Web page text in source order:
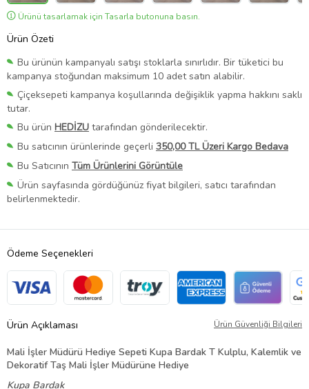
Ürünü tasarlamak için Tasarla butonuna basın.
Ürün Özeti
Bu ürünün kampanyalı satışı stoklarla sınırlıdır. Bir tüketici bu
kampanya stoğundan maksimum 10 adet satın alabilir.
Çiçeksepeti kampanya koşullarında değişiklik yapma hakkını saklı
tutar.
Bu ürün HEDİZU tarafından gönderilecektir.
Bu satıcının ürünlerinde geçerli 350,00 TL Üzeri Kargo Bedava
Bu Satıcının Tüm Ürünlerini Görüntüle
Ürün sayfasında gördüğünüz fiyat bilgileri, satıcı tarafından
belirlenmektedir.
Ödeme Seçenekleri
Ürün Açıklaması Ürün Güvenliği Bilgileri
Mali İşler Müdürü Hediye Sepeti Kupa Bardak T Kulplu, Kalemlik ve
Dekoratif Taş Mali İşler Müdürüne Hediye
Kupa Bardak